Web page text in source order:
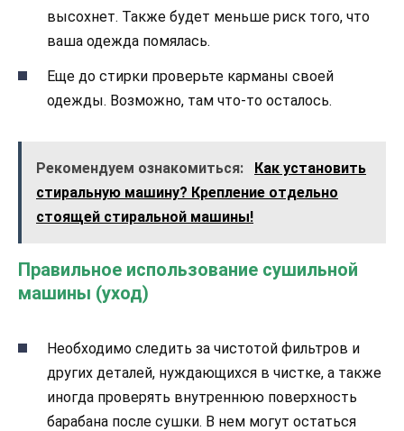
высохнет. Также будет меньше риск того, что
ваша одежда помялась.
Еще до стирки проверьте карманы своей
одежды. Возможно, там что-то осталось.
Рекомендуем ознакомиться:
Как установить
стиральную машину? Крепление отдельно
стоящей стиральной машины!
Правильное использование сушильной
машины (уход)
Необходимо следить за чистотой фильтров и
других деталей, нуждающихся в чистке, а также
иногда проверять внутреннюю поверхность
барабана после сушки. В нем могут остаться